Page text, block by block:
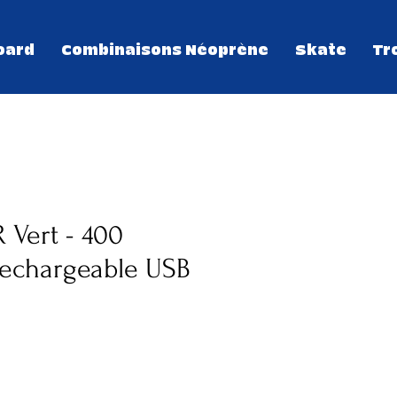
Combinaisons Néoprène Skate
Vert - 400
USB